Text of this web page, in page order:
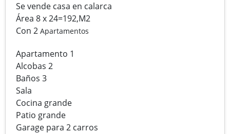
Se vende casa en calarca
Área 8 x 24=192,M2
Con 2 Apartamentos
Apartamento 1
Alcobas 2
Baños 3
Sala
Cocina grande
Patio grande
Garage para 2 carros